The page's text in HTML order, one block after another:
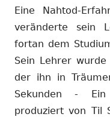
Eine Nahtod-
veränderte sein
fortan dem
Sein Lehrer
der ihn in
Sekunden - Ein
produziert von Til